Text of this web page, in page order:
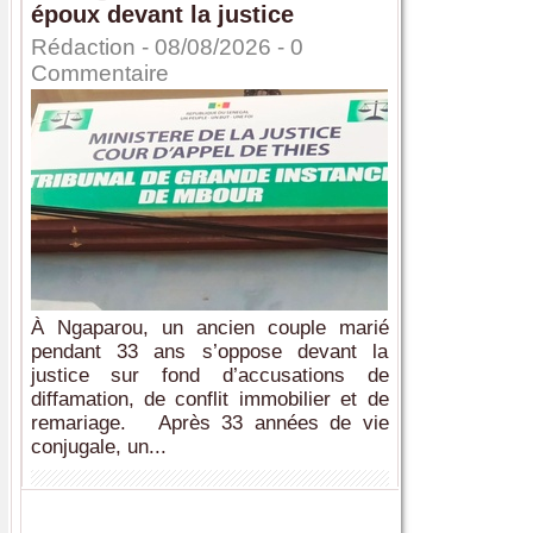
époux devant la justice
Rédaction - 08/08/2026 - 0
Commentaire
À Ngaparou, un ancien couple marié
pendant 33 ans s’oppose devant la
justice sur fond d’accusations de
diffamation, de conflit immobilier et de
remariage. Après 33 années de vie
conjugale, un...